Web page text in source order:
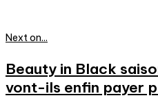
Next on...
Beauty in Black
vont-ils enfin payer